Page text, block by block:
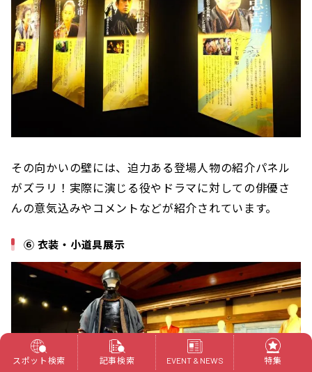
その向かいの壁には、迫力ある登場人物の紹介パネル
がズラリ！実際に演じる役やドラマに対しての俳優さ
んの意気込みやコメントなどが紹介されています。
⑥ 衣装・小道具展示
スポット検索 記事検索 EVENT & NEWS 特集